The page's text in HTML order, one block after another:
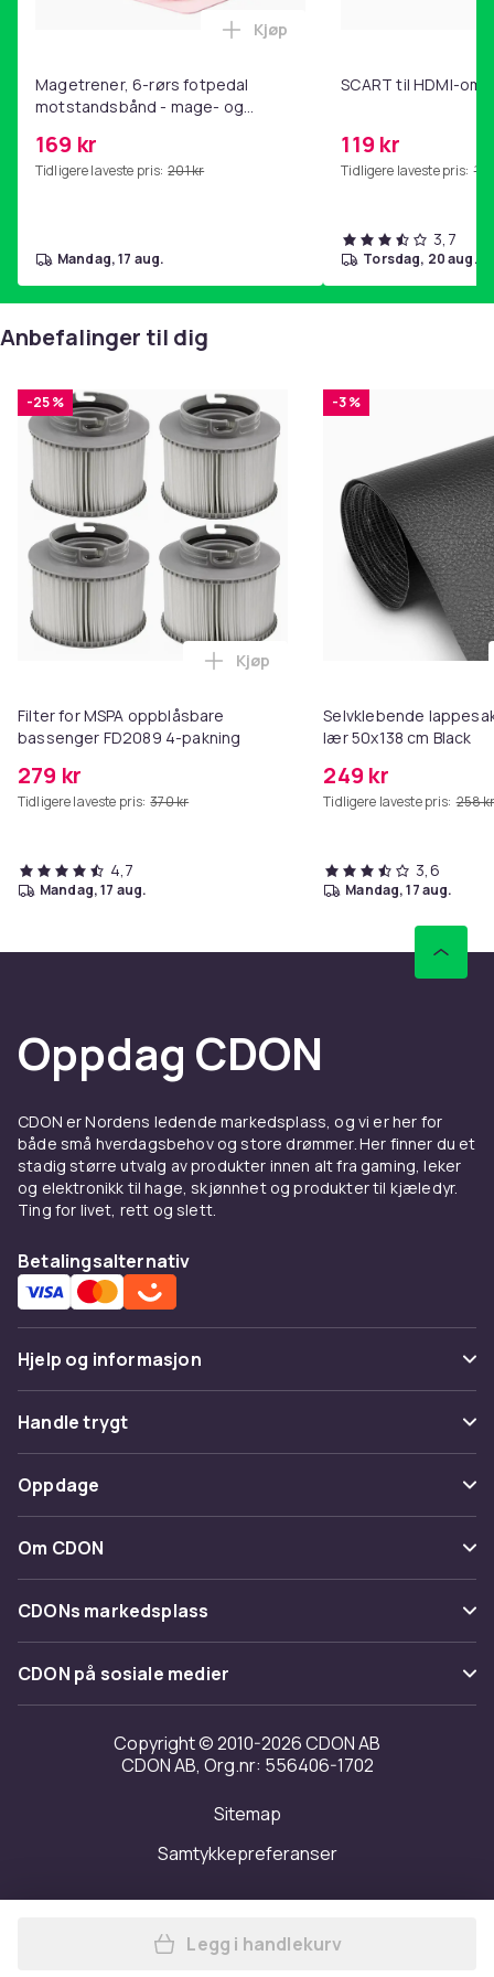
Produktsikkerhetsinformasjon
Magetrener, 6-rørs fotpedal
motstandsbånd - mage- og
hjemmegymnastikk Pink
169 kr
Tidligere laveste pris: 201 kr
Legg Magetrener, 6-rørs
Kjøp
mandag, 17 aug.
SCART til HDMI-
119 kr
Tidligere laveste pris:
3,7
torsdag, 20 aug.
Anbefalinger til dig
-25 %
Filter for MSPA oppblåsbare
bassenger FD2089 4-pakning
279 kr
Tidligere laveste pris: 370 kr
Legg Filter for MSPA
Kjøp
4,7
mandag, 17 aug.
-3 %
Selvklebende
lær 50x138 cm Black
249 kr
Tidligere laveste pris: 258
3,6
mandag, 17 aug.
Oppdag CDON
CDON er Nordens ledende markedsplass, og vi er her for
både små hverdagsbehov og store drømmer. Her finner du et
stadig større utvalg av produkter innen alt fra gaming, leker
og elektronikk til hage, skjønnhet og produkter til kjæledyr.
Ting for livet, rett og slett.
Betalingsalternativ
Hjelp og informasjon
Vanlige spørsmål
Spor pakke
Angre & returner her
Kontakt oss
Handle trygt
Betaling
Levering
Tilbakekallinger
Oppdage
Kategorier
Varemerker
Om CDON
Om oss
Kundeanmeldelser
Jobbe på CDON
Investor relations
Tilgjengelighet
CDONs markedsplass
Merchant Help Center
CDON på sosiale medier
Copyright © 2010-2026 CDON AB
CDON AB, Org.nr: 556406-1702
Sitemap
Samtykkepreferanser
Legg Filter for
Legg i handlekurv